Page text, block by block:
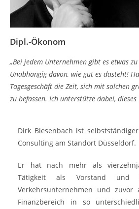
Dipl.-Ökonom
„Bei jedem Unternehmen gibt es etwas zu
Unabhängig davon, wie gut es dasteht!
Tagesgeschäft die Zeit, sich mit solchen
zu befassen. Ich unterstütze dabei,
Dirk Biesenbach ist
Consulting am Standort Düsseldorf.
Er hat nach mehr als
Tätigkeit als Vorstand und
Verkehrsunternehmen und zuvor
Finanzbereich in so